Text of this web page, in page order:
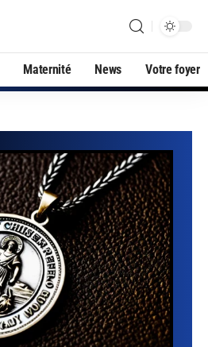
Maternité News Votre foyer